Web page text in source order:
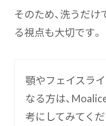
そのため、洗うだけ
る視点も大切です。
顎やフェイスラ
なる方は、
考にしてみてくだ